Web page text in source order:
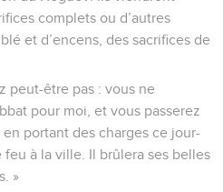
complets ou d’autres
et d’encens, des sacrifices de
peut-être pas : vous ne
pour moi, et vous passerez
portant des charges ce jour-
feu à la ville. Il brûlera ses belles
»